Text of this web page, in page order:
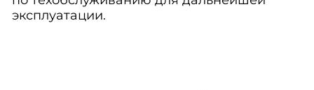
эксплуатации.